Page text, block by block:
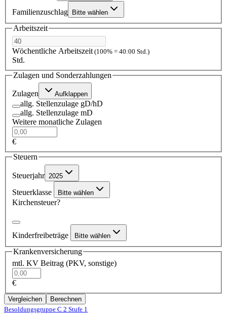
Familienzuschlag Bitte wählen
Arbeitszeit
Wöchentliche Arbeitszeit (100% = 40:00 Std.)
Std.
Zulagen und Sonderzahlungen
Zulagen Aufklappen
allg. Stellenzulage gD/hD
allg. Stellenzulage mD
Weitere monatliche Zulagen
€
Steuern
Steuerjahr 2025
Steuerklasse Bitte wählen
Kirchensteuer?
Kinderfreibeträge Bitte wählen
Krankenversicherung
mtl. KV Beitrag (PKV, sonstige)
€
Vergleichen
Berechnen
Besoldungsgruppe C 2 Stufe 1